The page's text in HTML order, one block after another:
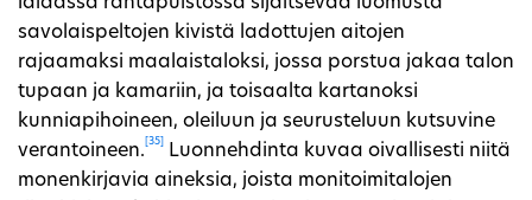
laidassa rantapuistossa sijaitsevaa luomusta
savolaispeltojen kivistä ladottujen aitojen
rajaamaksi maalaistaloksi, jossa porstua jakaa talon
tupaan ja kamariin, ja toisaalta kartanoksi
kunniapihoineen, oleiluun ja seurusteluun kutsuvine
verantoineen.
[35]
Luonnehdinta kuvaa oivallisesti niitä
monenkirjavia aineksia, joista monitoimitalojen